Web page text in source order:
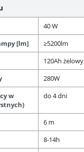
40 W
[lm]
≥5200lm
120Ah żelowy
280W
w
do 4 dni
6 m
8-14h